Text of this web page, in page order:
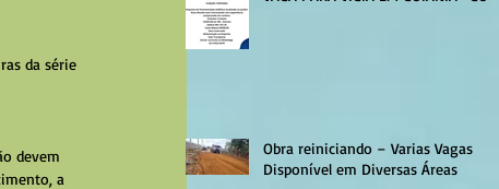
da série
devem
a
Obra reiniciando – Varias Vagas
Disponível em Diversas Áreas